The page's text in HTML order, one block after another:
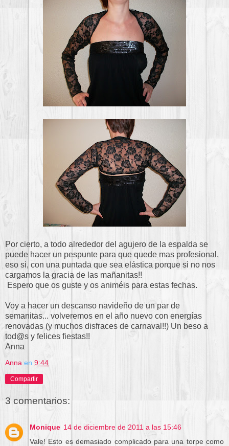
Por cierto, a todo alrededor del agujero de la espalda se
puede hacer un pespunte para que quede mas profesional,
eso si, con una puntada que sea elástica porque si no nos
cargamos la gracia de las mañanitas!!
Espero que os guste y os animéis para estas fechas.
Voy a hacer un descanso navideño de un par de
semanitas... volveremos en el año nuevo con energías
renovadas (y muchos disfraces de carnaval!!) Un beso a
tod@s y felices fiestas!!
Anna
Anna en 9:44
Compartir
3 comentarios:
Monique 14 de diciembre de 2011 a las 15:46
Vale! Esto es demasiado complicado para una torpe como